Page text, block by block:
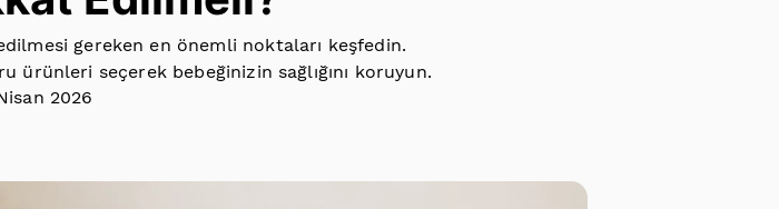
2026
gereken en önemli noktaları keşfedin.
ürünleri seçerek bebeğinizin sağlığını koruyun.